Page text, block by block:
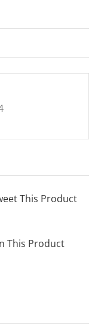
This Product
This Product